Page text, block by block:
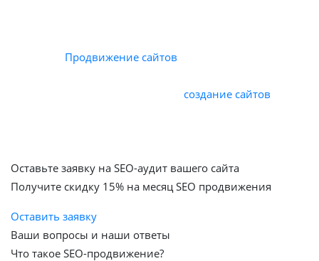
Продвижение сайтов
создание сайтов
Оставьте заявку на SEO-аудит вашего сайта
Получите скидку 15% на месяц SEO продвижения
Оставить заявку
Ваши вопросы и наши ответы
Что такое SEO-продвижение?